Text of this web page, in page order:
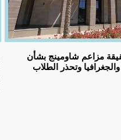
مزاعم شاومينج بشأن
والجغرافيا وتحذر الطلاب